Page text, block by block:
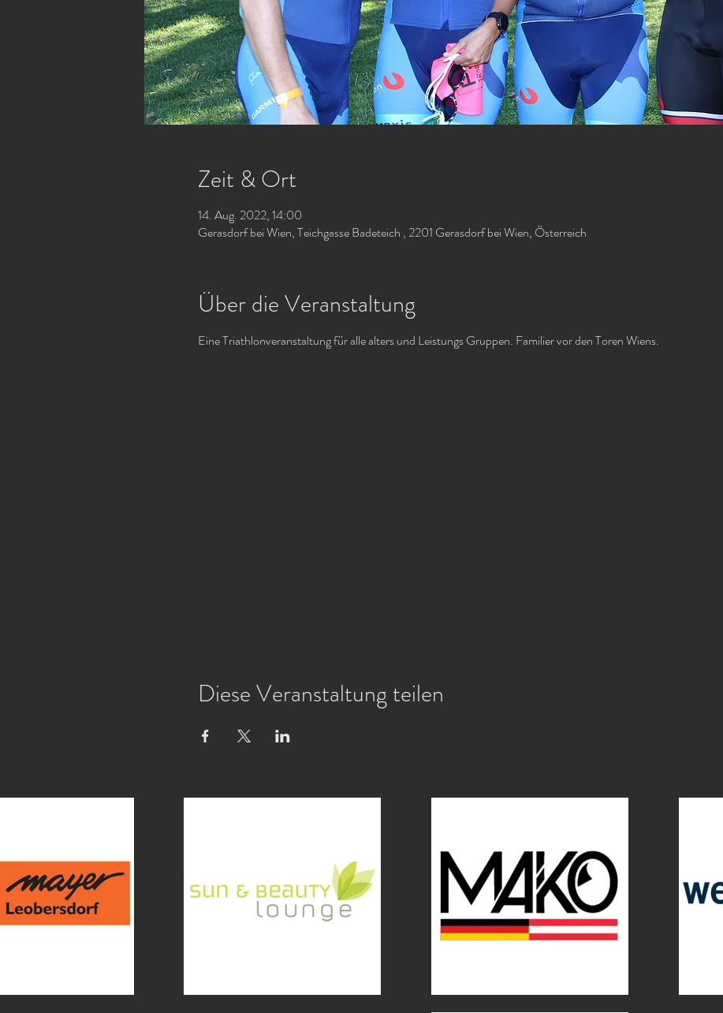
Zeit & Ort
14. Aug. 2022, 14:00
Gerasdorf bei Wien, Teichgasse Badeteich , 2201 Gerasdorf bei Wien, Österreich
Über die Veranstaltung
Eine Triathlonveranstaltung für alle alters und Leistungs Gruppen. Familier vor den Toren Wiens.
Diese Veranstaltung teilen